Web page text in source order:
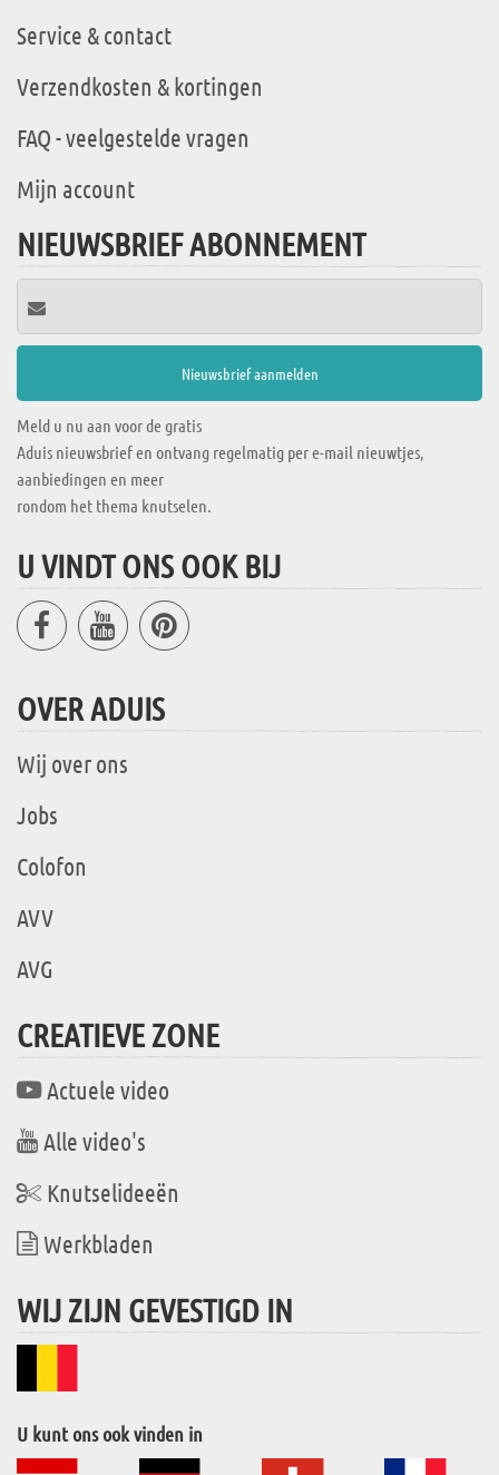
Service & contact
Verzendkosten & kortingen
FAQ - veelgestelde vragen
Mijn account
NIEUWSBRIEF ABONNEMENT
Meld u nu aan voor de gratis
Aduis nieuwsbrief en ontvang regelmatig per e-mail nieuwtjes,
aanbiedingen en meer
rondom het thema knutselen.
U VINDT ONS OOK BIJ
OVER ADUIS
Wij over ons
Jobs
Colofon
AVV
AVG
CREATIEVE ZONE
Actuele video
Alle video's
Knutselideeën
Werkbladen
WIJ ZIJN GEVESTIGD IN
U kunt ons ook vinden in